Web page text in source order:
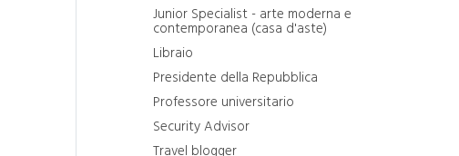
Junior Specialist - arte moderna e
contemporanea (casa d'aste)
Libraio
Presidente della Repubblica
Professore universitario
Security Advisor
Travel blogger